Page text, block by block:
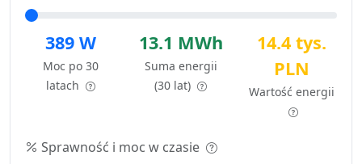
389 W
Moc po 30
latach
13.1 MWh
Suma energii
(30 lat)
14.4 tys.
PLN
Wartość energii
Sprawność i moc w czasie